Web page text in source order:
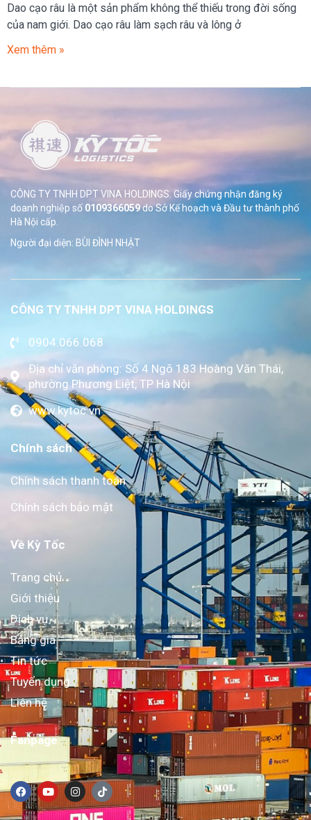
Dao cạo râu là một sản phẩm không thể thiếu trong đời sống
của nam giới. Dao cạo râu làm sạch râu và lông ở
Xem thêm »
CÔNG TY TNHH DPT VINA HOLDINGS. Giấy chứng nhận đăng ký
doanh nghiệp số 0109366059do SởKế hoạch và Đầu tư thành phố
Hà Nội cấp.
Người đại diện: BÙI ĐÌNH NHẬT
CÔNG TY TNHH DPT VINA HOLDINGS
0904.066.068
Địa chỉ văn phòng: Số 4 Ngõ 183 Hoàng Văn Thái,
phường Phương Liệt, TP Hà Nội
www.kytoc.vn
Chính sách
Chính sách thanh toán
Chính sách bảo mật
Về Kỳ Tốc
Trang chủ
Giới thiệu
Dịch vụ
Bảng giá
Tin tức
Tuyển dụng
Liên hệ
Fanpage